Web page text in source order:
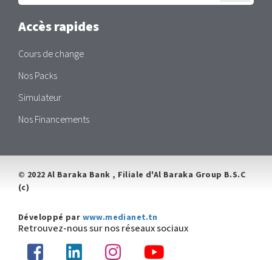
la
newsletter
Accès rapides
Cours de change
Nos Packs
Simulateur
Nos Financements
© 2022 Al Baraka Bank , Filiale d'Al Baraka Group B.S.C
(c)
Développé par www.medianet.tn
Retrouvez-nous sur nos réseaux sociaux